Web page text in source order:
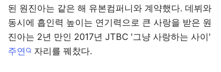
된 원진아는 같은 해 유본컴퍼니와 계약했다. 데뷔와
동시에 흡인력 높이는 연기력으로 큰 사랑을 받은 원
진아는 2년 만인 2017년 JTBC '그냥 사랑하는 사이'
주연
자리를 꿰찼다.